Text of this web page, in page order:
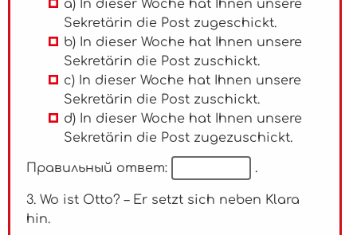
a) In dieser Woche hat Ihnen unsere
Sekretärin die Post zugeschickt.
b) In dieser Woche hat Ihnen unsere
Sekretärin die Post zuschickt.
c) In dieser Woche hat Ihnen unsere
Sekretärin die Post zuschickt.
d) In dieser Woche hat Ihnen unsere
Sekretärin die Post zugezuschickt.
Правильный ответ: .
3. Wo ist Otto? – Er setzt sich neben Klara
hin.